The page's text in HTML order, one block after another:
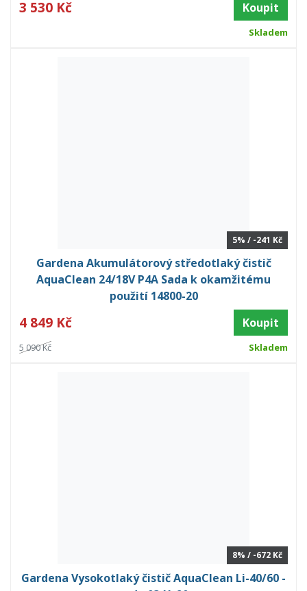
3 530 Kč Koupit
Skladem
5% / -241 Kč
Gardena Akumulátorový středotlaký čistič
AquaClean 24/18V P4A Sada k okamžitému
použití 14800-20
4 849 Kč Koupit
5 090 Kč Skladem
8% / -672 Kč
Gardena Vysokotlaký čistič AquaClean Li-40/60 -